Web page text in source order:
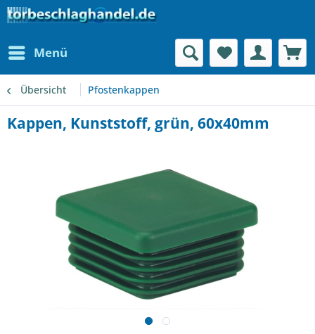
Menü
Übersicht Pfostenkappen
Kappen, Kunststoff, grün, 60x40mm